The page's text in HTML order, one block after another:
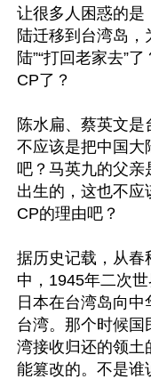
让很多人困惑的是
陆迁移到台湾岛，
陆”“打回老家去”
CP了？
陈水扁、蔡英文
不应该是把中国大
吧？马英九的父亲
出生的，这也不应
CP的理由吧？
据历史记载，从春
中，1945年二次
日本在台湾岛向
台湾。那个时候国
湾接收归还的领土
能篡改的。不是谁